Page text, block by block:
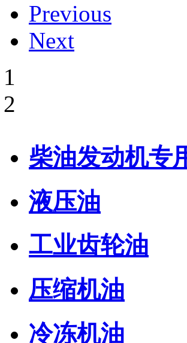
Previous
Next
1
2
柴油发动机专
液压油
工业齿轮油
压缩机油
冷冻机油